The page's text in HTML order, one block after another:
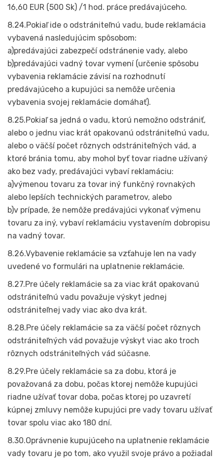
16,60 EUR (500 Sk) /1 hod. práce predávajúceho.
8.24.Pokiaľ ide o odstrániteľnú vadu, bude reklamácia
vybavená nasledujúcim spôsobom:
a)predávajúci zabezpečí odstránenie vady, alebo
b)predávajúci vadný tovar vymení (určenie spôsobu
vybavenia reklamácie závisí na rozhodnutí
predávajúceho a kupujúci sa nemôže určenia
vybavenia svojej reklamácie domáhať).
8.25.Pokiaľ sa jedná o vadu, ktorú nemožno odstrániť,
alebo o jednu viac krát opakovanú odstrániteľnú vadu,
alebo o väčší počet rôznych odstrániteľných vád, a
ktoré bránia tomu, aby mohol byť tovar riadne užívaný
ako bez vady, predávajúci vybaví reklamáciu:
a)výmenou tovaru za tovar iný funkčný rovnakých
alebo lepších technických parametrov, alebo
b)v prípade, že nemôže predávajúci vykonať výmenu
tovaru za iný, vybaví reklamáciu vystavením dobropisu
na vadný tovar.
8.26.Vybavenie reklamácie sa vzťahuje len na vady
uvedené vo formulári na uplatnenie reklamácie.
8.27.Pre účely reklamácie sa za viac krát opakovanú
odstrániteľnú vadu považuje výskyt jednej
odstrániteľnej vady viac ako dva krát.
8.28.Pre účely reklamácie sa za väčší počet rôznych
odstrániteľných vád považuje výskyt viac ako troch
rôznych odstrániteľných vád súčasne.
8.29.Pre účely reklamácie sa za dobu, ktorá je
považovaná za dobu, počas ktorej nemôže kupujúci
riadne užívať tovar doba, počas ktorej po uzavretí
kúpnej zmluvy nemôže kupujúci pre vady tovaru užívať
tovar spolu viac ako 180 dní.
8.30.Oprávnenie kupujúceho na uplatnenie reklamácie
vady tovaru je po tom, ako využil svoje právo a požiadal